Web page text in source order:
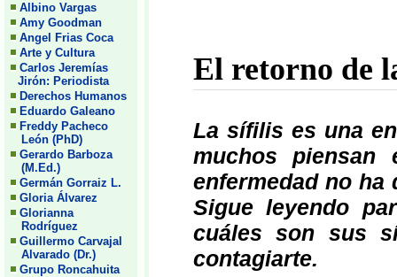
Albino Vargas
Amy Goodman
Angel Frias Coca
Arte y Cultura
Carlos Jeremías
Jirón: Periodista
Derechos Humanos
Eduardo Galeano
Freddy Pacheco
León (PhD)
Gerardo Barboza
(M.Ed.)
Germán Gorraiz L.
Gloria Álvarez
Glorianna
Rodríguez
Guillermo Carvajal
Alvarado (Dr.)
Grupo Roncahuita
El retorno de
La sífilis es una
muchos piensan
enfermedad no ha
Sigue leyendo
cuáles son sus
contagiarte.